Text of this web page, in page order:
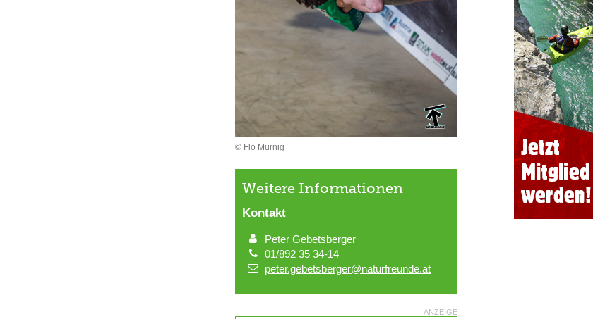
© Flo Murnig
Weitere Informationen
Kontakt
Peter Gebetsberger
01/892 35 34-14
peter.gebetsberger@naturfreunde.at
ANZEIGE